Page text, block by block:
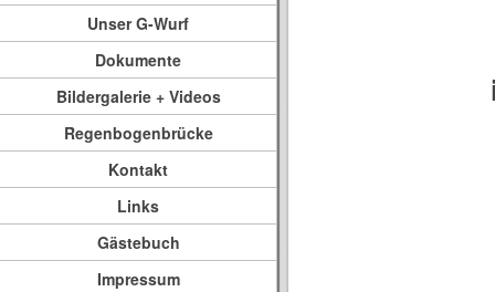
Unser G-Wurf
Dokumente
Bildergalerie + Videos
Regenbogenbrücke
Kontakt
Links
Gästebuch
Impressum